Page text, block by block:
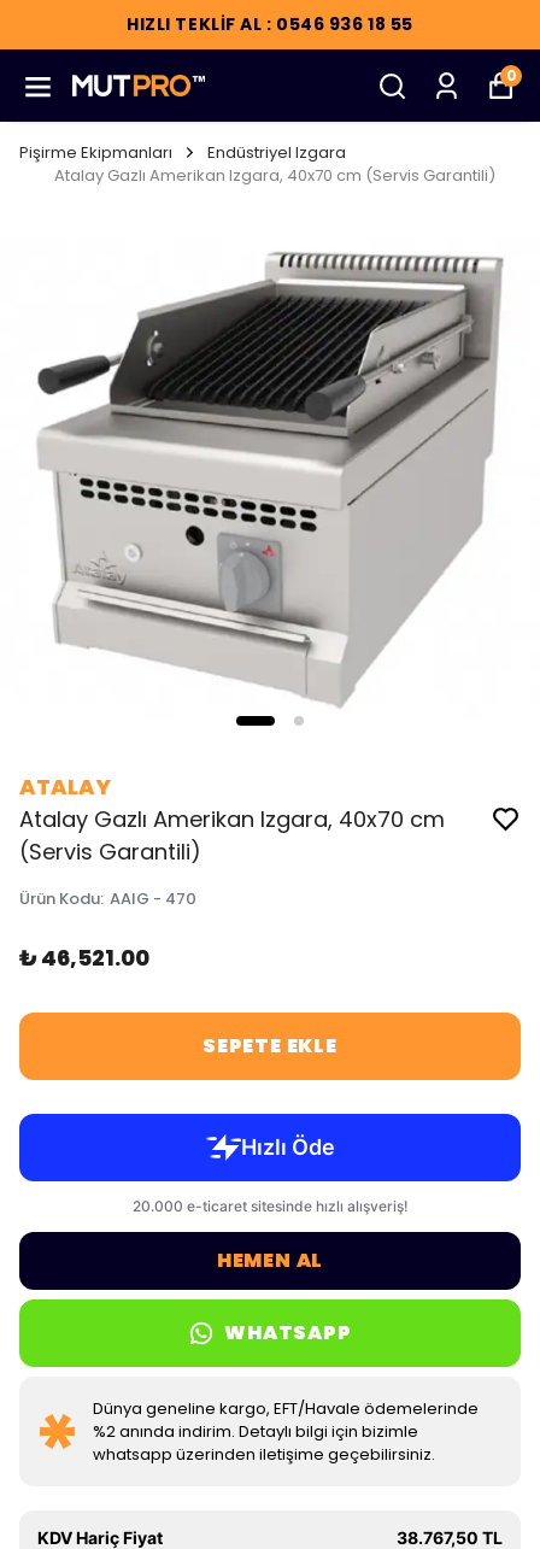
HIZLI TEKLİF AL : 0546 936 18 55
0
Pişirme Ekipmanları
Endüstriyel Izgara
Atalay Gazlı Amerikan Izgara, 40x70 cm (Servis Garantili)
ATALAY
Atalay Gazlı Amerikan Izgara, 40x70 cm
(Servis Garantili)
Ürün Kodu: AAIG - 470
₺ 46,521.00
SEPETE EKLE
HEMEN AL
WHATSAPP
Dünya geneline kargo, EFT/Havale ödemelerinde
%2 anında indirim. Detaylı bilgi için bizimle
whatsapp üzerinden iletişime geçebilirsiniz.
KDV Hariç Fiyat 38.767,50 TL